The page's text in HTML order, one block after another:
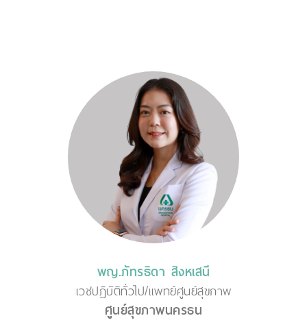
พญ.ภัทรธิดา สิงหเสนี
เวชปฏิบัติทั่วไป/แพทย์ศูนย์สุขภาพ
ศูนย์สุขภาพนครธน